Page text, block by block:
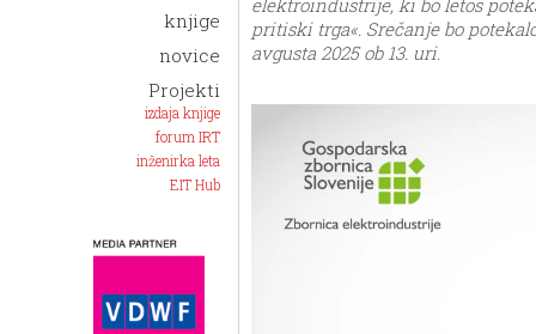
knjige
novice
Projekti
izdaja knjige
forum IRT
inženirka leta
EIT Hub
elektroindustrije, ki bo letos
pritiski trga«. Srečanje bo
avgusta 2025 ob 13. uri.